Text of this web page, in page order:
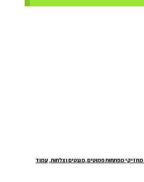
מפתחות פמוטים,מגנטים וצלחות, עמוד